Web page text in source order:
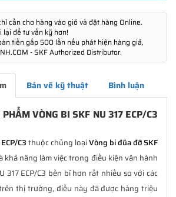
cần cho hàng vào giỏ và đặt hàng Online.
lại để tư vấn kỹ hơn!
tiền gấp 500 lần nếu phát hiện hàng giả,
- SKF Authorized Distributor.
Bản vẽ kỹ thuật Bình luận
VÒNG BI SKF NU 317 ECP/C3
C3thuộc chủng loạiVòng bi đũa đỡ SKF
khả năng làm việc trong điều kiện vận hành
317 ECP/C3 bền bỉ hơn rất nhiều so với các
thị trường, điều này đã được hàng triệu